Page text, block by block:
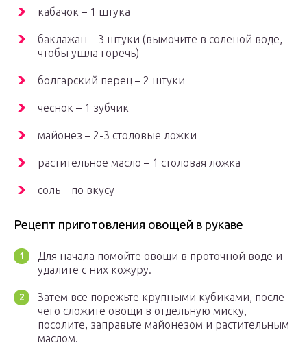
кабачок – 1 штука
баклажан – 3 штуки (вымочите в соленой воде,
чтобы ушла горечь)
болгарский перец – 2 штуки
чеснок – 1 зубчик
майонез – 2-3 столовые ложки
растительное масло – 1 столовая ложка
соль – по вкусу
Рецепт приготовления овощей в рукаве
Для начала помойте овощи в проточной воде и
удалите с них кожуру.
Затем все порежьте крупными кубиками, после
чего сложите овощи в отдельную миску,
посолите, заправьте майонезом и растительным
маслом.